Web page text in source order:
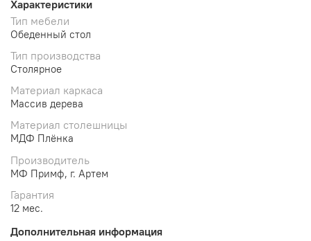
Характеристики
Тип мебели
Обеденный стол
Тип производства
Столярное
Материал каркаса
Массив дерева
Материал столешницы
МДФ Плёнка
Производитель
МФ Примф, г. Артем
Гарантия
12 мес.
Дополнительная информация